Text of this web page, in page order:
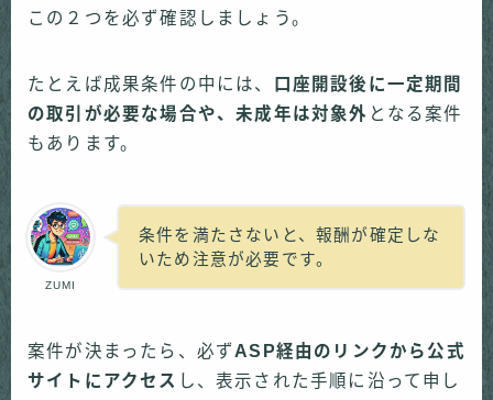
この２つを必ず確認しましょう。
たとえば成果条件の中には、
口座開設後に一定期間
の取引が必要な場合や、未成年は対象外 となる案件
もあります。
ZUMI
条件を満たさないと、報酬が確定しな
いため注意が必要です。
案件が決まったら、必ずASP経由のリンクから公式
サイトにアクセス し、表示された手順に沿って申し